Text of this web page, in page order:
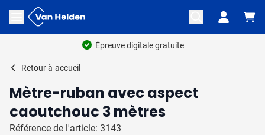
Aller au contenu
Ouvrir le menu
Épreuve digitale gratuite
Retour à accueil
Mètre-ruban avec aspect
caoutchouc 3 mètres
Référence de l'article: 3143